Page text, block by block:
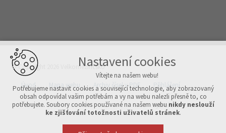
© Copyright 2026 Velkomeziříčsko
Úvod Mapa webu Archiv čísel v PDF Přihlášení
Vytvořeno v xart.cz
Nastavení cookies
Vítejte na našem webu!
Potřebujeme nastavit cookies a související technologie, aby zobrazovaný
obsah odpovídal vašim potřebám a vy na webu nalezli přesně to, co
potřebujete. Soubory cookies používané na našem webu nikdy neslouží
ke zjišťování totožnosti uživatelů stránek.